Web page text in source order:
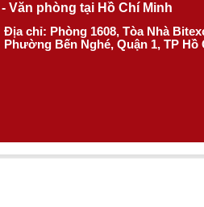
- Văn phòng tại Hồ Chí Minh
Địa chỉ: Phòng 1608, Tòa Nhà
Phường Bến Nghé, Quận 1, TP Hồ